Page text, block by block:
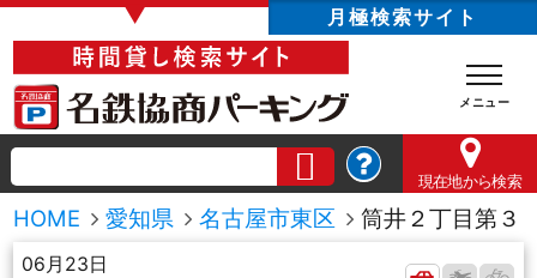
▼ 月極検索サイト
現在地から検索
HOME 愛知県 名古屋市東区 筒井２丁目第３
06月23日